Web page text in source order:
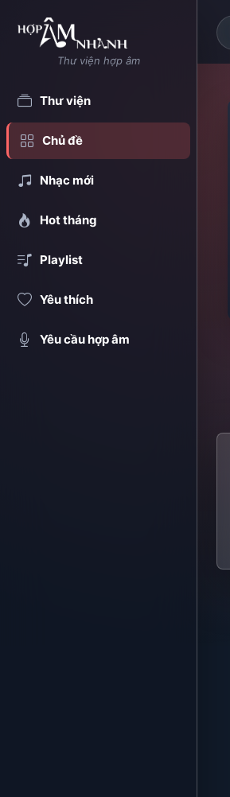
Thư viện hợp âm
Thư viện
Chủ đề
Nhạc mới
Hot tháng
Playlist
Yêu thích
Yêu cầu hợp âm